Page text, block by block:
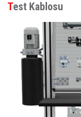
Test Kablosu